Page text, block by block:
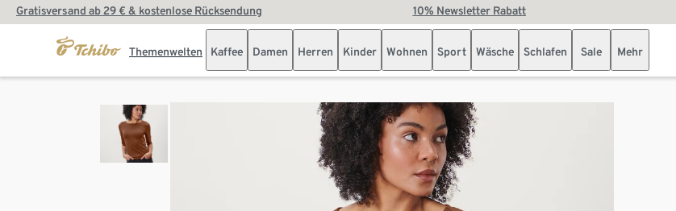
Gratisversand ab 29 € & kostenlose Rücksendung 10% Newsletter Rabatt
Themenwelten Kaffee Damen Herren Kinder Wohnen Sport Wäsche Schlafen Sale Mehr